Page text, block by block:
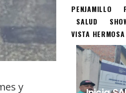
y
PENJAMILLO
SALUD
VISTA HERMOSA